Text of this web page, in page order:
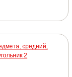
средний,
2